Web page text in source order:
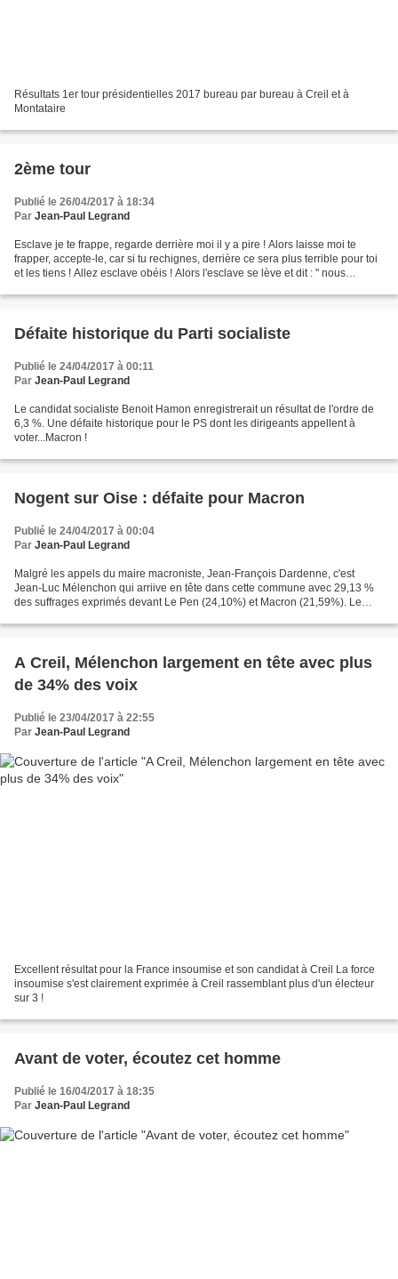
Résultats 1er tour présidentielles 2017 bureau par bureau à Creil et à
Montataire
2ème tour
Publié le 26/04/2017 à 18:34
Par Jean-Paul Legrand
Esclave je te frappe, regarde derrière moi il y a pire ! Alors laisse moi te
frapper, accepte-le, car si tu rechignes, derrière ce sera plus terrible pour toi
et les tiens ! Allez esclave obéis ! Alors l'esclave se lève et dit : " nous
Défaite historique du Parti socialiste
Publié le 24/04/2017 à 00:11
Par Jean-Paul Legrand
Le candidat socialiste Benoit Hamon enregistrerait un résultat de l'ordre de
6,3 %. Une défaite historique pour le PS dont les dirigeants appellent à
voter...Macron !
Nogent sur Oise : défaite pour Macron
Publié le 24/04/2017 à 00:04
Par Jean-Paul Legrand
Malgré les appels du maire macroniste, Jean-François Dardenne, c'est
Jean-Luc Mélenchon qui arriive en tête dans cette commune avec 29,13 %
des suffrages exprimés devant Le Pen (24,10%) et Macron (21,59%). Le
A Creil, Mélenchon largement en tête avec plus
de 34% des voix
Publié le 23/04/2017 à 22:55
Par Jean-Paul Legrand
Excellent résultat pour la France insoumise et son candidat à Creil La force
insoumise s'est clairement exprimée à Creil rassemblant plus d'un électeur
sur 3 !
Avant de voter, écoutez cet homme
Publié le 16/04/2017 à 18:35
Par Jean-Paul Legrand